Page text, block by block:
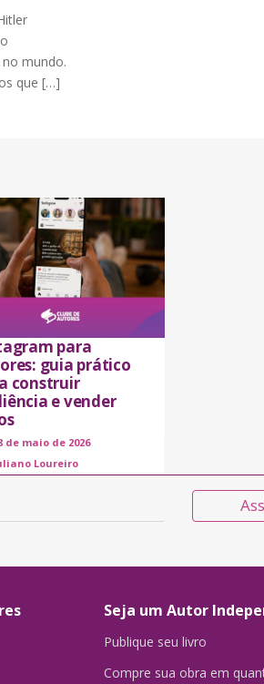
mundo.
que […]
para
guia prático
construir
e vender
de maio de 2026
Loureiro
Seja um Autor
Publique seu livro
Compre sua obra em